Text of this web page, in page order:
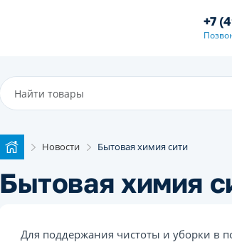
+7
Новости Бытовая химия сити
Бытовая химия
Для поддержания чистоты и уборки в